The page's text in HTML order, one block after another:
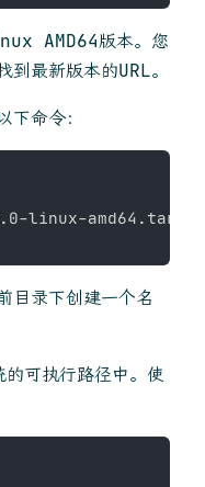
AMD64版本。您
最新版本的URL。
命令：
目录下创建一个名
可执行路径中。使